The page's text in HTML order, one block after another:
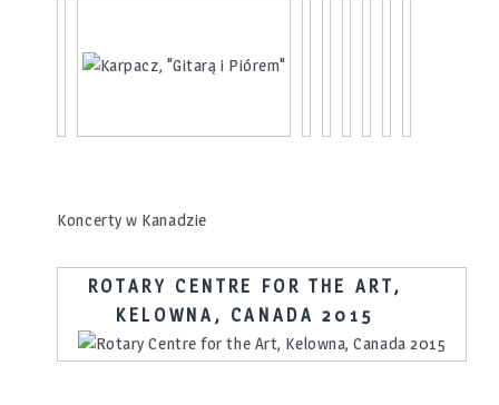
Koncerty w Kanadzie
ROTARY CENTRE FOR THE ART,
KELOWNA, CANADA 2015